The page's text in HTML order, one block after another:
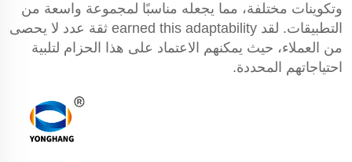
وتكوينات مختلفة، مما يجعله مناسبًا لمجموعة واسعة من
التطبيقات. لقد earned this adaptability ثقة عدد لا يحصى
من العملاء، حيث يمكنهم الاعتماد على هذا الحزام لتلبية
احتياجاتهم المحددة.